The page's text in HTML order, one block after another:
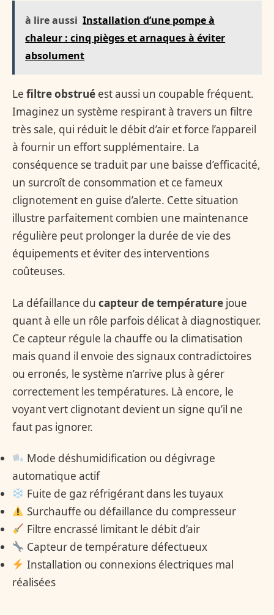
à lire aussi Installation d’une pompe à
chaleur : cinq pièges et arnaques à éviter
absolument
Le filtre obstrué est aussi un coupable fréquent.
Imaginez un système respirant à travers un filtre
très sale, qui réduit le débit d’air et force l’appareil
à fournir un effort supplémentaire. La
conséquence se traduit par une baisse d’efficacité,
un surcroît de consommation et ce fameux
clignotement en guise d’alerte. Cette situation
illustre parfaitement combien une maintenance
régulière peut prolonger la durée de vie des
équipements et éviter des interventions
coûteuses.
La défaillance du capteur de température joue
quant à elle un rôle parfois délicat à diagnostiquer.
Ce capteur régule la chauffe ou la climatisation
mais quand il envoie des signaux contradictoires
ou erronés, le système n’arrive plus à gérer
correctement les températures. Là encore, le
voyant vert clignotant devient un signe qu’il ne
faut pas ignorer.
Mode déshumidification ou dégivrage
automatique actif
Fuite de gaz réfrigérant dans les tuyaux
Surchauffe ou défaillance du compresseur
Filtre encrassé limitant le débit d’air
Capteur de température défectueux
Installation ou connexions électriques mal
réalisées